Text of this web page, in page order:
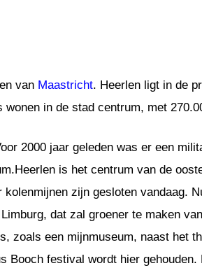
van Maastricht. Heerlen ligt in de
wonen in de stad centrum, met
2000 jaar geleden was er een
is het centrum van de
zijn gesloten vandaag.
dat zal groener te maken
een mijnmuseum, naast het
Booch festival wordt hier gehouden.